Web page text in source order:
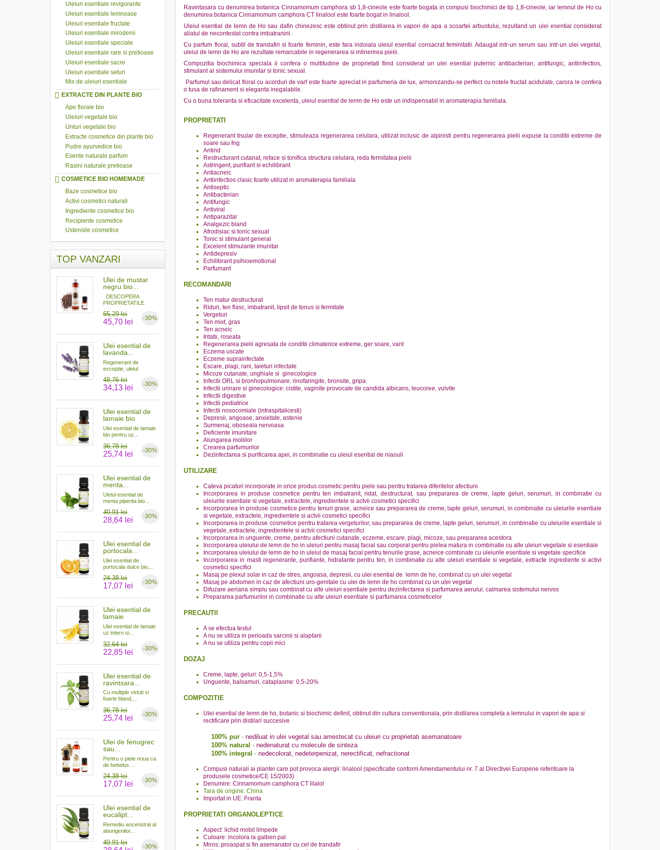
Uleiuri esentiale revigorante
Uleiuri esentiale lemnoase
Uleiuri esentiale fructate
Uleiuri esentiale mirodenii
Uleiuri esentiale speciale
Uleiuri esentiale rare si pretioase
Uleiuri esentiale sacre
Uleiuri esentiale seturi
Mix de uleiuri esentiale
EXTRACTE DIN PLANTE BIO
Ape florale bio
Uleiuri vegetale bio
Unturi vegetale bio
Extracte cosmetice din plante bio
Pudre ayurvedice bio
Esente naturale parfum
Rasini naturale pretioase
COSMETICE BIO HOMEMADE
Baze cosmetice bio
Activi cosmetici naturali
Ingrediente cosmetice bio
Recipiente cosmetice
Ustensile cosmetice
TOP VANZARI
Ulei de mustar
negru bio...
DESCOPERA
PROPRIETATILE
65,29 lei
-30%
45,70 lei
Ulei esential de
lavanda...
Regenerant de
exceptie, uleiul
48,76 lei
-30%
34,13 lei
Ulei esential de
lamaie bio
Ulei esential de lamaie
bio pentru uz...
36,78 lei
-30%
25,74 lei
Ulei esential de
menta...
Uleiul esential de
menta piperita bio...
40,91 lei
-30%
28,64 lei
Ulei esential de
portocala...
Ulei esential de
portocala dulce bio,...
24,38 lei
-30%
17,07 lei
Ulei esential de
lamaie
Ulei esential de lamaie
uz intern si...
32,64 lei
-30%
22,85 lei
Ulei esential de
ravintsara...
Cu multiple virtuti si
foarte bland,...
36,78 lei
-30%
25,74 lei
Ulei de fenugrec
sau...
Pentru o piele noua ca
de bebelus....
24,38 lei
-30%
17,07 lei
Ulei esential de
eucalipt...
Remediu ancenstral al
aborigenilor...
40,91 lei
-30%
Ravintasara cu denumirea botanica Cinnamomum camphora sb 1,8-cineole este foarte bogata in compusi biochimici de tip 1,8-cineole, iar lemnul de Ho cu
denumirea botanica Cinnamomum camphora CT linalool este foarte bogat in linalool.
Uleiul esential de lemn de Ho sau dafin chinezesc este obtinut prin distilarea in vapori de apa a scoartei arbustului, rezultand un ulei esential considerat
aliatul de necontestat contra imbatranirii.
Cu parfum floral, subtil de trandafiri si foarte feminin, este fara indoiala uleiul esential consacrat feminitatii. Adaugat intr-un serum sau intr-un ulei vegetal,
uleiul de lemn de Ho are rezultate remarcabile in regenerarea si intinerirea pielii.
Compozitia biochimica speciala ii confera o multitudine de proprietati fiind considerat un ulei esential puternic antibacterian, antifungic, antiinfectios,
stimulant al sistemului imunitar si tonic sexual.
Parfumul sau delicat floral cu acorduri de varf este foarte apreciat in parfumeria de lux, armonizandu-se perfect cu notele fructat acidulate, carora le confera
o tusa de rafinament si eleganta inegalabile.
Cu o buna toleranta si eficacitate excelenta, uleiul esential de lemn de Ho este un indispensabil in aromaterapia familiala.
PROPRIETATI
Regenerant tisular de exceptie, stimuleaza regenerarea celulara, utilizat inclusic de alpinisti pentru regenerarea pielii expuse la conditii extreme de
soare sau frig
Antirid
Restructurant cutanat, reface si tonifica structura celulara, reda fermitatea pielii
Astringent, purifiant si echilibrant
Antiacneic
Antiinfectios clasic foarte utilizat in aromaterapia familiala
Antiseptic
Antibacterian
Antifungic
Antiviral
Antiparazitar
Analgezic bland
Afrodisiac si tonic sexual
Tonic si stimulant general
Excelent stimulante imunitar
Antidepresiv
Echilibrant psihioemotional
Parfumant
RECOMANDARI
Ten matur destructurat
Riduri, ten flasc, imbatranit, lipsit de tonus si fermitate
Vergeturi
Ten mixt, gras
Ten acneic
Iritatii, roseata
Regenerarea pielii agresata de conditii climaterice extreme, ger soare, vant
Eczema uscate
Eczeme suprainfectate
Escare, plagi, rani, taieturi infectate
Micoze cutanate, unghiale si ginecologice
Infectii ORL si bronhopulmonare: rinofaringite, bronsite, gripa
Infectii urinare si ginecologice: cistite, vaginite provocate de candida albicans, leucoree, vulvite
Infectii digestive
Infectii pediatrice
Infectii nosocomiale (intraspitalicesti)
Depresii, angoase, anxietate, astenie
Surmenaj, oboseala nervoasa
Deficiente imunitare
Alungarea moliilor
Crearea parfumurilor
Dezinfectarea si purificarea apei, in combinatie cu uleiul esential de niaouli
UTILIZARE
Cateva picaturi incorporate in orice produs cosmetic pentru piele sau pentru tratarea diferitelor afectiuni
Incorporarea in produse cosmetice pentru ten imbatranit, ridat, destructurat, sau prepararea de creme, lapte geluri, serumuri, in combinatie cu
uleiurile esentiale si vegetale, extractele, ingredientele si actvii cosmetici specifici
Incorporarea in produse cosmetice pentru tenuri grase, acneice sau prepararea de creme, lapte geluri, serumuri, in combinatie cu uleiurile esentiale
si vegetale, extractele, ingredientele si actvii cosmetici specifici
Incorporarea in produse cosmetice pentru tratarea vergeturilor, sau prepararea de creme, lapte geluri, serumuri, in combinatie cu uleiurile esentiale si
vegetale, extractele, ingredientele si actvii cosmetici specifici
Incorporarea in unguente, creme, pentru afectiuni cutanate, eczeme, escare, plagi, micoze, sau prepararea acestora
Incorporarea uleiului de lemn de ho in uleiuri pentru masaj facial sau corporal pentru pielea matura in combinatie cu alte uleiuri vegetale si esentiale
Incorporarea uleiului de lemn de ho in uleiul de masaj facial pentru tenurile grase, acneice combinate cu uleiurile esentiale si vegetale specifice
Incorporarea in masti regenerante, purifiante, hidratante pentru ten, in combinatie cu alte uleiuri esentiale si vegetale, extracte ingrediente si activi
cosmetici specifici
Masaj pe plexul solar in caz de stres, angoasa, depresii, cu ulei esential de lemn de ho, combinat cu un ulei vegetal
Masaj pe abdomen in caz de afectiuni uro-genitale cu ulei de lemn de ho combinat cu un ulei vegetal
Difuzare aeriana simplu sau combinat cu alte uleiuri esentiale pentru dezinfectarea si parfumarea aerului, calmarea sistemului nervos
Prepararea parfumurilor in combinatie cu alte uleiuri esentiale si parfumarea cosmeticelor
PRECAUTII
A se efectua testul
A nu se utiliza in perioada sarcinii si alaptarii
A nu se utiliza pentru copii mici
DOZAJ
Creme, lapte, geluri: 0,5-1,5%
Unguente, balsamuri, cataplasme: 0,5-20%
COMPOZITIE
Ulei esential de lemn de ho, botanic si biochimic definit, obtinut din cultura conventionala, prin distilarea completa a lemnului in vapori de apa si
rectificare prin distilari succesive
100% pur -nediluat in ulei vegetal sau amestecat cu uleiuri cu proprietati asemanatoare
100% natural -nedenaturat cu molecule de sinteza
100% integral -nedecolorat, nedeterpenizat, nerectificat, nefractionat
Compusi naturali ai plantei care pot provoca alergii: linalool (specificatie conform Amendamentului nr. 7 al Directivei Europene referitoare la
produsele cosmetice/CE 15/2003)
Denumire: Cinnamomum camphora CT lilalol
Tara de origine: China
Importat in UE: Franta
PROPRIETATI ORGANOLEPTICE
Aspect: lichid mobil limpede
Culoare: incolora la galben pal
Miros: proaspat si fin asemanator cu cel de trandafir